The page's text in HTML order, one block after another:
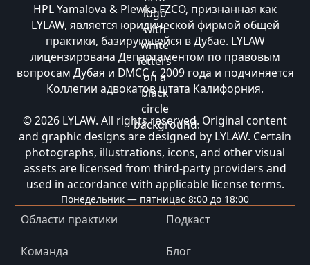
HPL Yamalova & Plewka FZCO, признанная как
LYLAW, является юридической фирмой общей
практики, базирующейся в Дубае. LYLAW
лицензирована Департаментом по правовым
вопросам Дубая и DMCC с 2009 года и подчиняется
Коллегии адвокатов штата Калифорния.
© 2026 LYLAW. All rights reserved. Original content
and graphic designs are designed by LYLAW. Certain
photographs, illustrations, icons, and other visual
assets are licensed from third-party providers and
used in accordance with applicable license terms.
Понедельник — пятницас 8:00 до 18:00
Области практики Подкаст
Команда Блог